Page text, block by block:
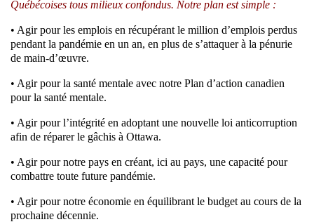
Québécoises tous milieux confondus. Notre plan est simple :
• Agir pour les emplois en récupérant le million d’emplois perdus
pendant la pandémie en un an, en plus de s’attaquer à la pénurie
de main-d’œuvre.
• Agir pour la santé mentale avec notre Plan d’action canadien
pour la santé mentale.
• Agir pour l’intégrité en adoptant une nouvelle loi anticorruption
afin de réparer le gâchis à Ottawa.
• Agir pour notre pays en créant, ici au pays, une capacité pour
combattre toute future pandémie.
• Agir pour notre économie en équilibrant le budget au cours de la
prochaine décennie.